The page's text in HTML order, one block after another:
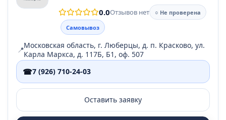
0.0Отзывов нет
○ Не проверена
Самовывоз
📍Московская область, г. Люберцы, д. п. Красково, ул.
Карла Маркса, д. 117Б, Б1, оф. 507
☎7 (926) 710-24-03
Оставить заявку